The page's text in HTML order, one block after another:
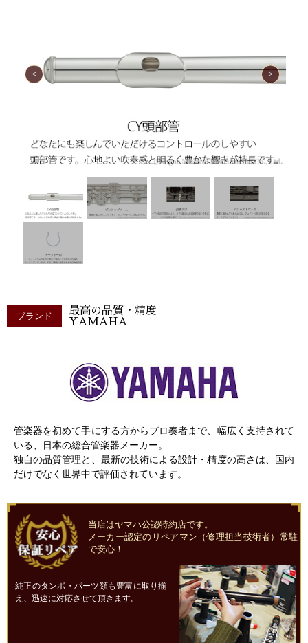
ブランド
最高の品質・精度
YAMAHA
管楽器を初めて手にする方からプロ奏者まで、幅広く支持されて
いる、日本の総合管楽器メーカー。
独自の品質管理と、最新の技術による設計・精度の高さは、国内
だけでなく世界中で評価されています。
当店はヤマハ公認特約店です。
メーカー認定のリペアマン（修理担当技術者）常駐
で安心！
純正のタンポ・パーツ類も豊富に取り揃
え、迅速に対応させて頂きます。